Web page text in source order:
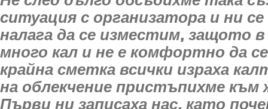
ситуация с организатора и ни се
налага да се изместим, защото
много кал и не е комфортно да
крайна сметка всички израха
на облекчение пристъпихме към
Първи ни записаха нас, като